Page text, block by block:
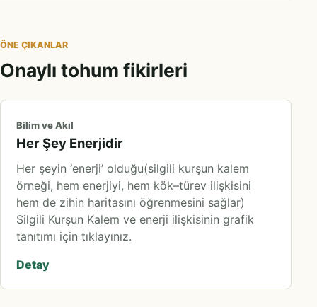
ÖNE ÇIKANLAR
Onaylı tohum fikirleri
Bilim ve Akıl
Her Şey Enerjidir
Her şeyin ‘enerji’ olduğu(silgili kurşun kalem
örneği, hem enerjiyi, hem kök–türev ilişkisini
hem de zihin haritasını öğrenmesini sağlar)
Silgili Kurşun Kalem ve enerji ilişkisinin grafik
tanıtımı için tıklayınız.
Detay